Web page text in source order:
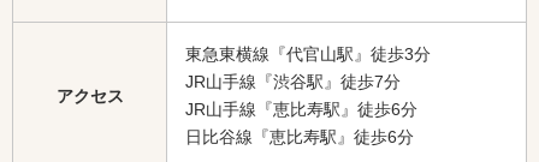
アクセス
東急東横線『代官山駅』徒歩3分
JR山手線『渋谷駅』徒歩7分
JR山手線『恵比寿駅』徒歩6分
日比谷線『恵比寿駅』徒歩6分